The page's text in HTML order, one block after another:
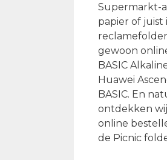
Supermarkt-
papier of
gewoon
BASIC
Huawei
BASIC. En
ontdekken
online
de Picnic